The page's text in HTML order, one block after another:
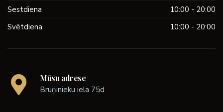
Sestdiena
10:00 - 20:00
Svētdiena
10:00 - 20:00
Mūsu adrese
Bruņinieku iela 75d